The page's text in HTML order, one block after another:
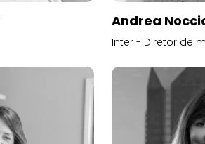
Andrea
Inter - Diretor de